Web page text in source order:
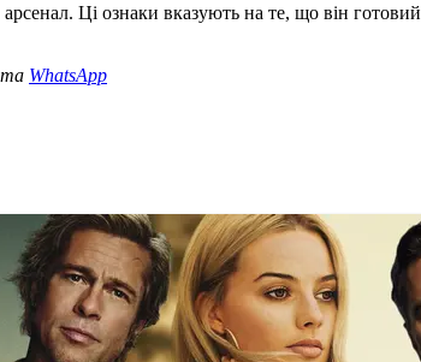
Ці ознаки вказують на те, що він готовий
WhatsApp